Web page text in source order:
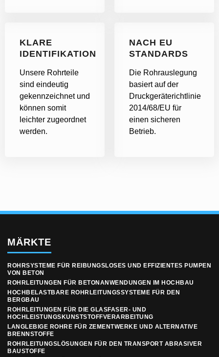
KLARE
IDENTIFIKATION
Unsere Rohrteile
sind eindeutig
gekennzeichnet und
können somit
leichter zugeordnet
werden.
NACH EU
STANDARDS
Die Rohrauslegung
basiert auf der
Druckgeräterichtlinie
2014/68/EU für
einen sicheren
Betrieb.
MÄRKTE
ROHRSYSTEME FÜR REIBUNGSLOSES UND EFFIZIENTES PUMPEN
VON BETON
ROHRLEITUNGEN FÜR BETONANWENDUNGEN IM HOCHBAU
HOCHBELASTBARE ROHRLEITUNGSSYSTEME FÜR DEN
BERGBAU
ROHRLEITUNGEN FÜR DIE GLASFASER- UND
HOCHLEISTUNGSKUNSTSTOFFVERARBEITUNG
LANGLEBIGE ROHRE FÜR ZEMENTWERKE UND ALTERNATIVE
BRENNSTOFFE
ROHRLEITUNGSLÖSUNGEN FÜR DEN TRANSPORT ABRASIVER
BAUSTOFFE